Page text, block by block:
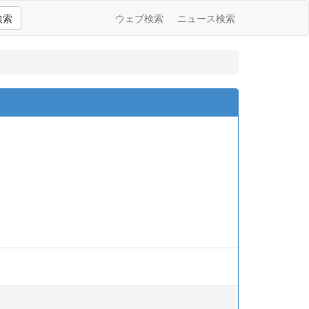
索 ウェブ検索 ニュース検索